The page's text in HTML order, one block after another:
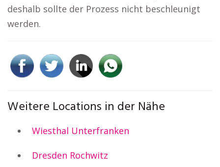
deshalb sollte der Prozess nicht beschleunigt
werden.
Weitere Locations in der Nähe
Wiesthal Unterfranken
Dresden Rochwitz